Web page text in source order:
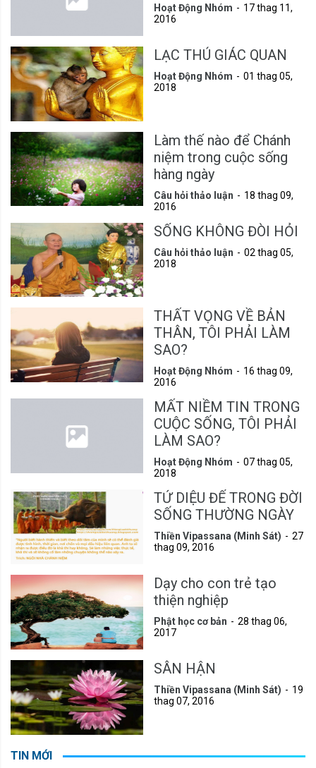
Hoạt Động Nhóm
17 thag 11,
2016
LẠC THÚ GIÁC QUAN
Hoạt Động Nhóm
01 thag 05,
2018
Làm thế nào để Chánh
niệm trong cuộc sống
hàng ngày
Câu hỏi thảo luận
18 thag 09,
2016
SỐNG KHÔNG ĐÒI HỎI
Câu hỏi thảo luận
02 thag 05,
2018
THẤT VỌNG VỀ BẢN
THÂN, TÔI PHẢI LÀM
SAO?
Hoạt Động Nhóm
16 thag 09,
2016
MẤT NIỀM TIN TRONG
CUỘC SỐNG, TÔI PHẢI
LÀM SAO?
Hoạt Động Nhóm
07 thag 05,
2018
TỨ DIỆU ĐẾ TRONG ĐỜI
SỐNG THƯỜNG NGÀY
Thiền Vipassana (Minh Sát)
27
thag 09, 2016
Dạy cho con trẻ tạo
thiện nghiệp
Phật học cơ bản
28 thag 06,
2017
SÂN HẬN
Thiền Vipassana (Minh Sát)
19
thag 07, 2016
TIN MỚI